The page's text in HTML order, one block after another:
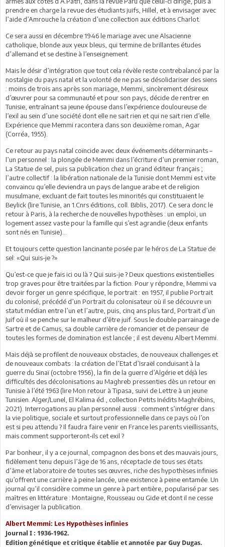
prendre en charge la revue des étudiants juifs, Hillel, et à envisager avec
l’aide d’Amrouche la création d’une collection aux éditions Charlot.
Ce sera aussi en décembre 1946 le mariage avec une Alsacienne
catholique, blonde aux yeux bleus, qui termine de brillantes études
d’allemand et se destine à l’enseignement.
Mais le désir d’intégration que tout cela révèle reste contrebalancé par la
nostalgie du pays natal et la volonté de ne pas se désolidariser des siens
: moins de trois ans après son mariage, Memmi, sincèrement désireux
d’œuvrer pour sa communauté et pour son pays, décide de rentrer en
Tunisie, entraînant sa jeune épouse dans l’expérience douloureuse de
l’exil au sein d’une société dont elle ne sait rien et qui ne sait rien d’elle.
Expérience que Memmi racontera dans son deuxième roman, Agar
(Corréa, 1955).
Ce retour au pays natal coïncide avec deux événements déterminants –
l’un personnel : la plongée de Memmi dans l’écriture d’un premier roman,
La Statue de sel, puis sa publication chez un grand éditeur français ;
l’autre collectif : la libération nationale de la Tunisie dont Memmi est vite
convaincu qu’elle deviendra un pays de langue arabe et de religion
musulmane, excluant de fait toutes les minorités qui constituaient le
Beylick (lire Tunisie, an 1.Cnrs éditions, coll. Biblis, 2017). Ce sera donc le
retour à Paris, à la recherche de nouvelles hypothèses : un emploi, un
logement assez vaste pour la famille qui s’est agrandie (deux enfants
sont nés en Tunisie)…
Et toujours cette question lancinante posée par le héros de La Statue de
sel: «Qui suis-je ?»
Qu’est-ce que je fais ici ou là ? Qui suis-je ? Deux questions existentielles
trop graves pour être traitées par la fiction. Pour y répondre, Memmi va
devoir forger un genre spécifique, le portrait : en 1957, il publie Portrait
du colonisé, précédé d’un Portrait du colonisateur où il se découvre un
statut médian entre l’un et l’autre, puis, cinq ans plus tard, Portrait d’un
Juif où il se penche sur le malheur d’être juif. Sous le double parrainage de
Sartre et de Camus, sa double carrière de romancier et de penseur de
toutes les formes de domination est lancée ; il est devenu Albert Memmi.
Mais déjà se profilent de nouveaux obstacles, de nouveaux challenges et
de nouveaux combats : la création de l’Etat d’Israël conduisant à la
guerre du Sinaï (octobre 1956), la fin de la guerre d’Algérie et déjà les
difficultés des décolonisations au Maghreb pressenties dès un retour en
Tunisie à l’été 1963 (lire Mon retour à Tipasa, suivi de Lettre à un jeune
Tunisien. Alger/Lunel, El Kalima éd., collection Petits Inédits Maghrébins,
2021). Interrogations au plan personnel aussi : comment s’intégrer dans
la vie politique, sociale et surtout professionnelle dans ce pays où l’on
est si peu attendu ? Il faudra faire venir en France les parents vieillissants,
mais comment supporteront-ils cet exil ?
Par bonheur, il y a ce journal, compagnon des bons et des mauvais jours,
fidèlement tenu depuis l’âge de 16 ans, réceptacle de tous ses états
d’âme et laboratoire de toutes ses œuvres, riche des hypothèses infinies
qu’offrent une carrière à peine lancée, une existence à peine entamée. Un
journal qu’il considère comme un genre à part entière, popularisé par ses
maîtres en littérature : Montaigne, Rousseau ou Gide et dont il ne cesse
d’envisager la publication.
Albert Memmi: Les Hypothèses infinies
Journal I : 1936-1962.
Edition génétique et critique établie et annotée par Guy Dugas.